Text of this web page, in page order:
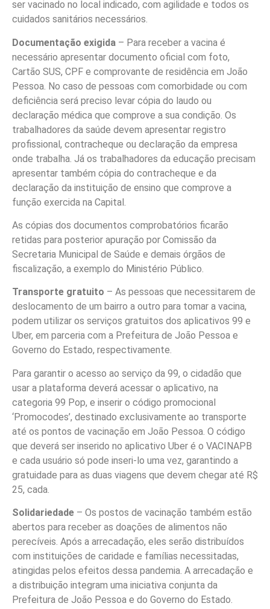
ser vacinado no local indicado, com agilidade e todos os
cuidados sanitários necessários.
Documentação exigida – Para receber a vacina é
necessário apresentar documento oficial com foto,
Cartão SUS, CPF e comprovante de residência em João
Pessoa. No caso de pessoas com comorbidade ou com
deficiência será preciso levar cópia do laudo ou
declaração médica que comprove a sua condição. Os
trabalhadores da saúde devem apresentar registro
profissional, contracheque ou declaração da empresa
onde trabalha. Já os trabalhadores da educação precisam
apresentar também cópia do contracheque e da
declaração da instituição de ensino que comprove a
função exercida na Capital.
As cópias dos documentos comprobatórios ficarão
retidas para posterior apuração por Comissão da
Secretaria Municipal de Saúde e demais órgãos de
fiscalização, a exemplo do Ministério Público.
Transporte gratuito – As pessoas que necessitarem de
deslocamento de um bairro a outro para tomar a vacina,
podem utilizar os serviços gratuitos dos aplicativos 99 e
Uber, em parceria com a Prefeitura de João Pessoa e
Governo do Estado, respectivamente.
Para garantir o acesso ao serviço da 99, o cidadão que
usar a plataforma deverá acessar o aplicativo, na
categoria 99 Pop, e inserir o código promocional
‘Promocodes’, destinado exclusivamente ao transporte
até os pontos de vacinação em João Pessoa. O código
que deverá ser inserido no aplicativo Uber é o VACINAPB
e cada usuário só pode inseri-lo uma vez, garantindo a
gratuidade para as duas viagens que devem chegar até R$
25, cada.
Solidariedade – Os postos de vacinação também estão
abertos para receber as doações de alimentos não
perecíveis. Após a arrecadação, eles serão distribuídos
com instituições de caridade e famílias necessitadas,
atingidas pelos efeitos dessa pandemia. A arrecadação e
a distribuição integram uma iniciativa conjunta da
Prefeitura de João Pessoa e do Governo do Estado.